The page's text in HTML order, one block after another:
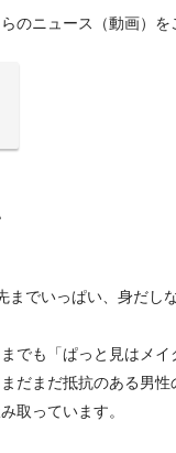
のニュース（動画）を
でいっぱい、身だし
でも「ぱっと見はメイ
だまだ抵抗のある男性
取っています。